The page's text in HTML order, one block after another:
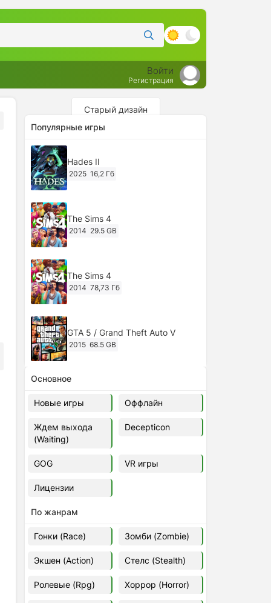
Войти
Регистрация
Старый дизайн
Популярные игры
Hades II
2025 16,2 Гб
The Sims 4
2014 29.5 GB
The Sims 4
2014 78,73 Гб
GTA 5 / Grand Theft Auto V
2015 68.5 GB
Ghost of Tsushima: Director's Cut
v.1053.8.1023.1614 [RePack
Decepticon] (2024)
2024
Cyberpunk 2077
49.4 GB
Ghost of Tsushima: Director's Cut
v.1053.9.0623.1807 [Папка
Euro Truck Simulator 2 v.1.60.1.7s
[Папка игры] (2012)
37,77 Гб
Основное
Новые игры Оффлайн
Ждем выхода
(Waiting)
Decepticon
GOG VR игры
Лицензии
По жанрам
Гонки (Race) Зомби (Zombie)
Экшен (Action) Стелс (Stealth)
Ролевые (Rpg) Хоррор (Horror)